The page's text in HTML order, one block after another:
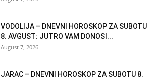
VODOLIJA – DNEVNI HOROSKOP ZA SUBOTU
8. AVGUST: JUTRO VAM DONOSI...
August 7, 2026
JARAC – DNEVNI HOROSKOP ZA SUBOTU 8.